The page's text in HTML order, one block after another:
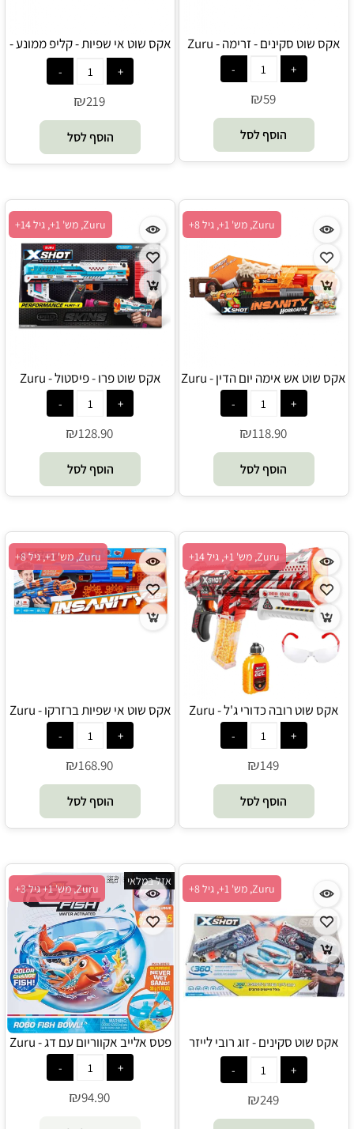
אקס שוט סקינים - זרימה - Zuru
₪59
הוסף לסל
אקס שוט אי שפיות - קליפ ממונע -
₪219
הוסף לסל
Zuru, מש' 1+, גיל 8+
אקס שוט אש אימה יום הדין - Zuru
₪118.90
הוסף לסל
Zuru, מש' 1+, גיל 14+
אקס שוט פרו - פיסטול - Zuru
₪128.90
הוסף לסל
Zuru, מש' 1+, גיל 14+
אקס שוט רובה כדורי ג'ל - Zuru
₪149
הוסף לסל
Zuru, מש' 1+, גיל 8+
אקס שוט אי שפיות ברזרקו - Zuru
₪168.90
הוסף לסל
Zuru, מש' 1+, גיל 8+
אקס שוט סקינים - זוג רובי לייזר
טאג - Zuru
₪249
Zuru, מש' 1+ גיל 3+
אזל במלאי
פטס אלייב אקווריום עם דג - Zuru
₪94.90